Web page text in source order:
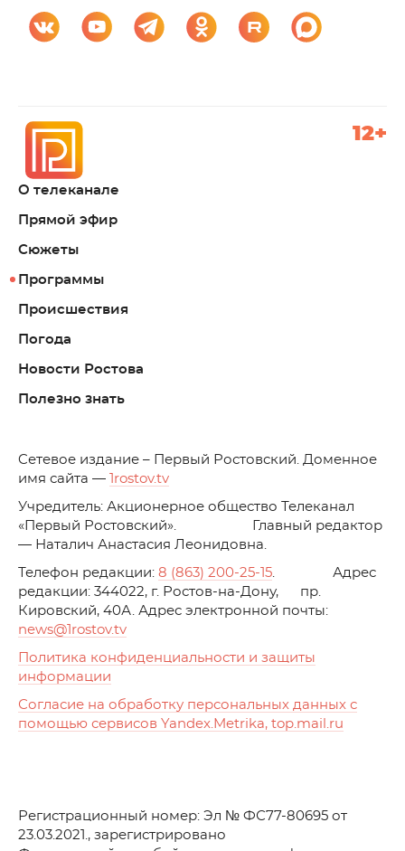
О телеканале
Прямой эфир
Сюжеты
Программы
Происшествия
Погода
Новости Ростова
Полезно знать
12+
Cетевое издание – Первый Ростовский. Доменное
имя сайта — 1rostov.tv
Учредитель: Акционерное общество Телеканал
«Первый Ростовский». Главный редактор
— Наталич Анастасия Леонидовна.
Телефон редакции: 8 (863) 200-25-15 . Адрес
редакции: 344022, г. Ростов-на-Дону, пр.
Кировский, 40А. Адрес электронной почты:
news@1rostov.tv
Политика конфиденциальности и защиты
информации
Согласие на обработку персональных данных с
помощью сервисов Yandex.Metrika, top.mail.ru
Регистрационный номер: Эл № ФС77-80695 от
23.03.2021., зарегистрировано